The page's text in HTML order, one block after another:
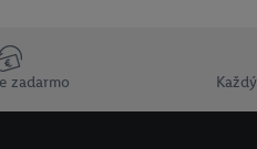
zadarmo
potrebných technológií.
s účinnosťou do budúcnosti